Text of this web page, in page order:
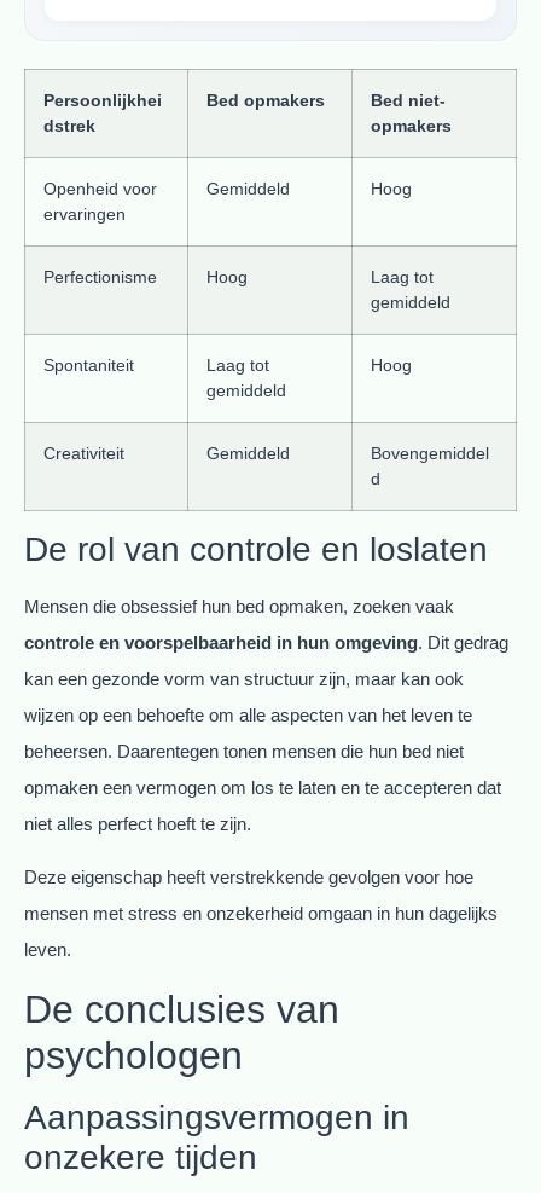
Persoonlijkhei
dstrek
Bed opmakers
Bed niet-
opmakers
Openheid voor
ervaringen
Gemiddeld Hoog
Perfectionisme Hoog
Laag tot
gemiddeld
Spontaniteit
Laag tot
gemiddeld
Hoog
Creativiteit Gemiddeld
Bovengemiddel
d
De rol van controle en loslaten
Mensen die obsessief hun bed opmaken, zoeken vaak
controle en voorspelbaarheid in hun omgeving. Dit gedrag
kan een gezonde vorm van structuur zijn, maar kan ook
wijzen op een behoefte om alle aspecten van het leven te
beheersen. Daarentegen tonen mensen die hun bed niet
opmaken een vermogen om los te laten en te accepteren dat
niet alles perfect hoeft te zijn.
Deze eigenschap heeft verstrekkende gevolgen voor hoe
mensen met stress en onzekerheid omgaan in hun dagelijks
leven.
De conclusies van
psychologen
Aanpassingsvermogen in
onzekere tijden